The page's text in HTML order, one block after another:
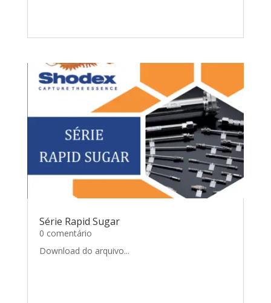
Série Rapid Sugar
0 comentário
Download do arquivo...